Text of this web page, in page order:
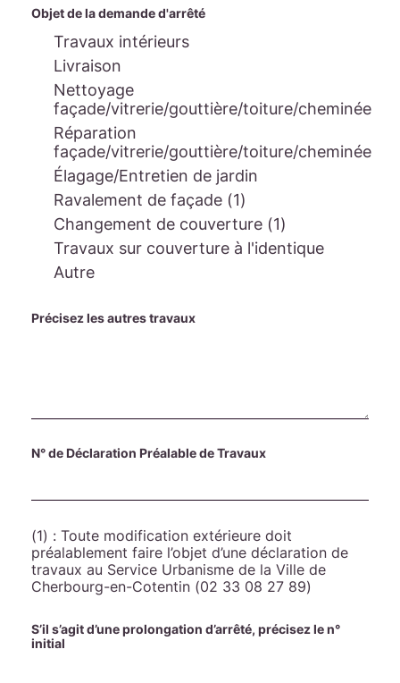
Objet de la demande d'arrêté
Travaux intérieurs
Livraison
Nettoyage
façade/vitrerie/gouttière/toiture/cheminée
Réparation
façade/vitrerie/gouttière/toiture/cheminée
Élagage/Entretien de jardin
Ravalement de façade (1)
Changement de couverture (1)
Travaux sur couverture à l'identique
Autre
Précisez les autres travaux
N° de Déclaration Préalable de Travaux
(1) : Toute modification extérieure doit
préalablement faire l’objet d’une déclaration de
travaux au Service Urbanisme de la Ville de
Cherbourg-en-Cotentin (02 33 08 27 89)
S’il s’agit d’une prolongation d’arrêté, précisez le n°
initial